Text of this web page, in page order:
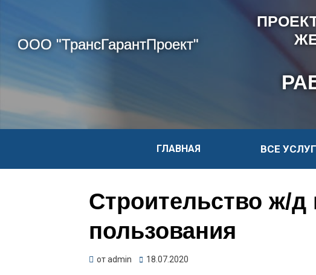
ООО "ТрансГарантПроект"
ГЛАВНАЯ ВСЕ
Строительство ж/д
пользования
отadmin 18.07.2020